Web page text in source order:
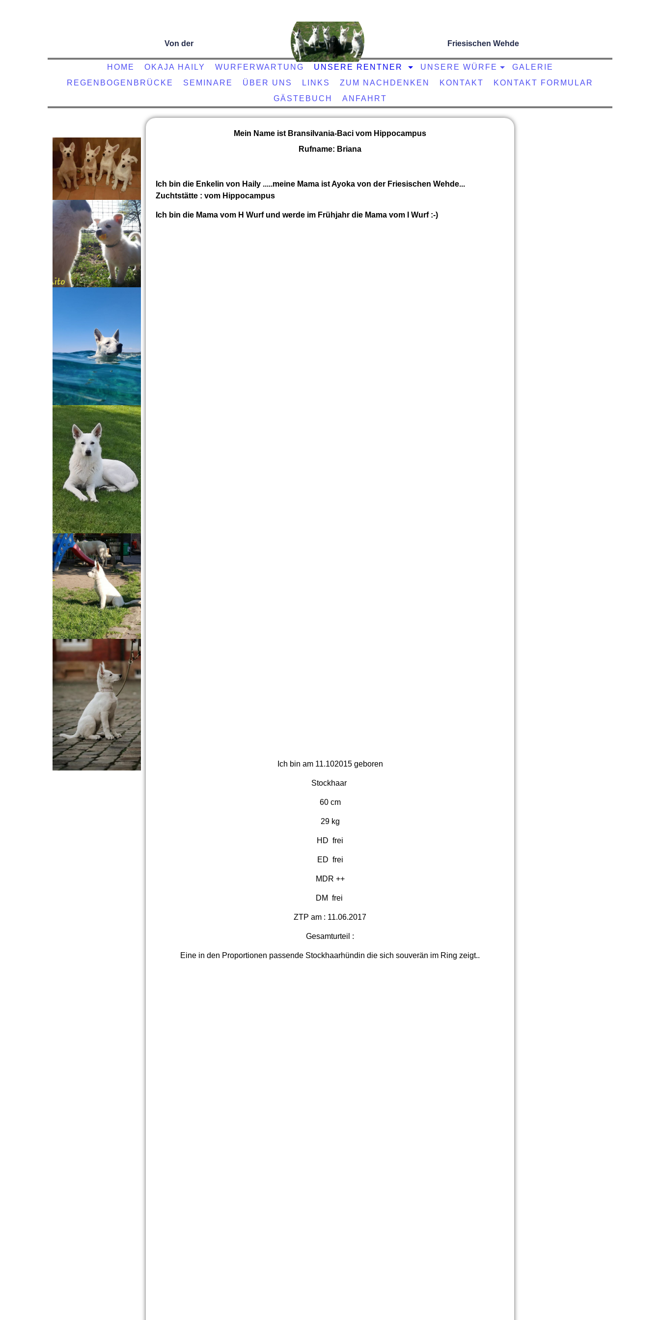
Von der Friesischen Wehde
HOME OKAJA HAILY WURFERWARTUNG UNSERE RENTNER UNSERE WÜRFE
GALERIE
REGENBOGENBRÜCKE
SEMINARE ÜBER UNS LINKS ZUM NACHDENKEN KONTAKT
KONTAKT FORMULAR
GÄSTEBUCH
ANFAHRT
Mein Name ist Bransilvania-Baci vom Hippocampus
Rufname: Briana
Ich bin die Enkelin von Haily .....meine Mama ist Ayoka von der Friesischen Wehde...
Zuchtstätte : vom Hippocampus
Ich bin die Mama vom H Wurf und werde im Frühjahr die Mama vom I Wurf :-)
Ich bin am 11.102015 geboren
Stockhaar
60 cm
29 kg
HD frei
ED frei
MDR ++
DM frei
ZTP am : 11.06.2017
Gesamturteil :
Eine in den Proportionen passende Stockhaarhündin die sich souverän im Ring zeigt..